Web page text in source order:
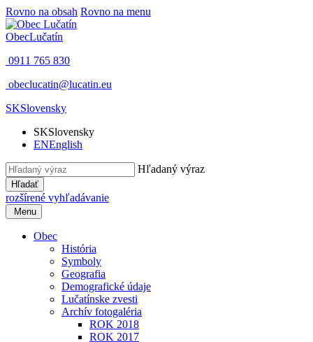
Rovno na obsah Rovno na menu
ObecLučatín
0911 765 830
obeclucatin@lucatin.eu
SKSlovensky
SKSlovensky
ENEnglish
Hľadaný výraz
Hľadať
rozšírené vyhľadávanie
Menu
Obec
História
Symboly
Geografia
Demografické údaje
Lučatínske zvesti
Archív fotogaléria
ROK 2018
ROK 2017